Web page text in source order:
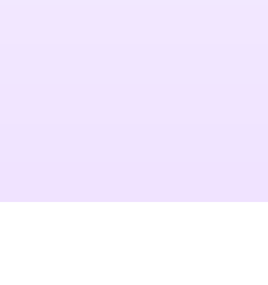
with ShopremeCore SDK